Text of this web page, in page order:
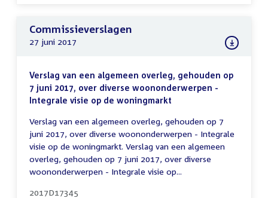
Commissieverslagen
27 juni 2017
Verslag van een algemeen overleg, gehouden op
7 juni 2017, over diverse woononderwerpen -
Integrale visie op de woningmarkt
Verslag van een algemeen overleg, gehouden op 7
juni 2017, over diverse woononderwerpen - Integrale
visie op de woningmarkt. Verslag van een algemeen
overleg, gehouden op 7 juni 2017, over diverse
woononderwerpen - Integrale visie op...
2017D17345